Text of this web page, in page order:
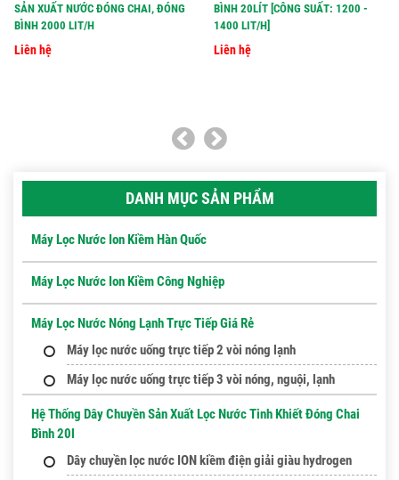
SẢN XUẤT NƯỚC ĐÓNG CHAI, ĐÓNG
BÌNH 2000 LIT/H
Liên hệ
BÌNH 20LÍT [CÔNG SUẤT: 1200 -
1400 LIT/H]
Liên hệ
DANH MỤC SẢN PHẨM
Máy Lọc Nước Ion Kiềm Hàn Quốc
Máy Lọc Nước Ion Kiềm Công Nghiệp
Máy Lọc Nước Nóng Lạnh Trực Tiếp Giá Rẻ
Máy lọc nước uống trực tiếp 2 vòi nóng lạnh
Máy lọc nước uống trực tiếp 3 vòi nóng, nguội, lạnh
Hệ Thống Dây Chuyền Sản Xuất Lọc Nước Tinh Khiết Đóng Chai
Bình 20l
Dây chuyền lọc nước ION kiềm điện giải giàu hydrogen